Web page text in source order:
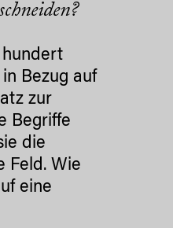
hundert
Bezug auf
zur
Begriffe
die
Feld. Wie
eine